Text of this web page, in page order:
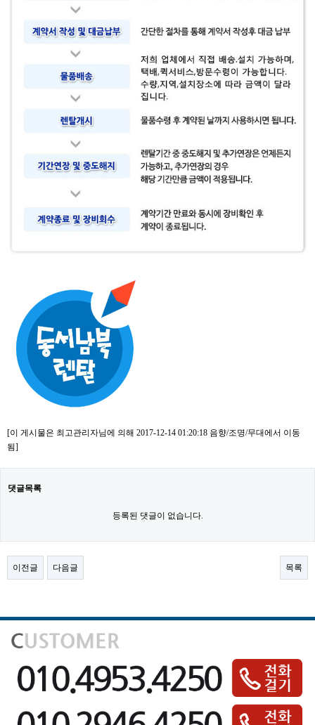
[이 게시물은 최고관리자님에 의해 2017-12-14 01:20:18 음향/조명/무대에서 이동
됨]
댓글목록
등록된 댓글이 없습니다.
이전글 다음글 목록